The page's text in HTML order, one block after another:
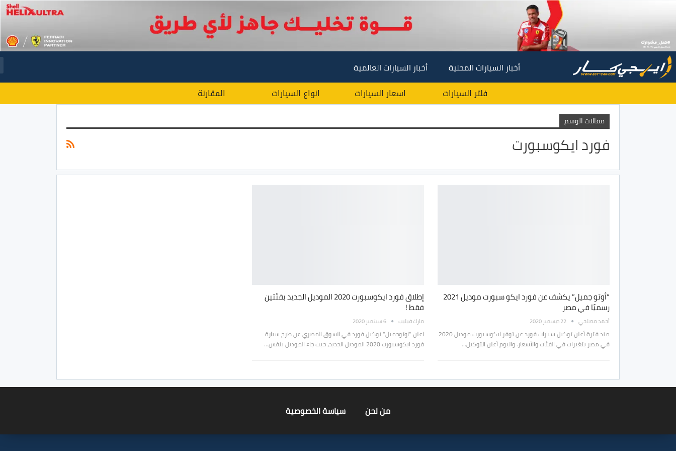
أخبار السيارات المحلية أخبار السيارات العالمية
فلتر السيارات اسعار السيارات انواع السيارات المقارنة
مقالات الوسم
فورد ايكوسبورت
“أوتو جميل” يكشف عن فورد ايكو سبورت موديل 2021
رسميًا في مصر
أحمد مصلحي 22 ديسمبر 2020
منذ فترة أعلن توكيل سيارات فورد عن توفر ايكوسبورت موديل 2020
في مصر بتغيرات في الفئات والأسعار. واليوم أعلن التوكيل…
إطلاق فورد ايكوسبورت 2020 الموديل الجديد بفئتين
فقط !
مارك فيليب 6 سبتمبر 2020
اعلن "اوتوجميل" توكيل فورد في السوق المصري عن طرح سيارة
فورد ايكوسبورت 2020 الموديل الجديد، حيث جاء الموديل بنفس…
من نحن سياسة الخصوصية